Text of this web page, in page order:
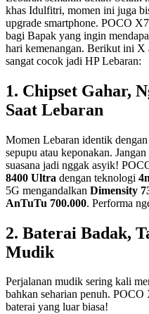
khas Idulfitri, momen ini juga
upgrade smartphone. POCO
bagi Bapak yang ingin
hari kemenangan. Berikut ini X
sangat cocok jadi HP Lebaran:
1. Chipset Gahar,
Saat Lebaran
Momen Lebaran identik
sepupu atau keponakan.
suasana jadi nggak asyik!
8400 Ultra dengan teknologi
5G mengandalkan Dimensity
AnTuTu 700.000. Performa
2. Baterai Badak,
Mudik
Perjalanan mudik sering kali
bahkan seharian penuh. POCO
baterai yang luar biasa!